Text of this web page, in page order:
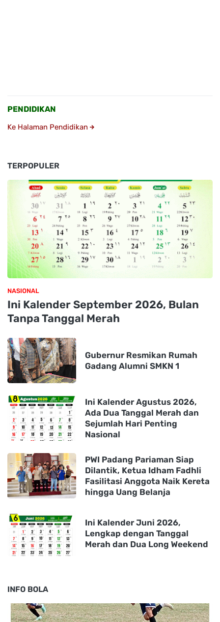
PENDIDIKAN
Ke Halaman Pendidikan
TERPOPULER
NASIONAL
Ini Kalender September 2026, Bulan
Tanpa Tanggal Merah
Gubernur Resmikan Rumah
Gadang Alumni SMKN 1
Ini Kalender Agustus 2026,
Ada Dua Tanggal Merah dan
Sejumlah Hari Penting
Nasional
PWI Padang Pariaman Siap
Dilantik, Ketua Idham Fadhli
Fasilitasi Anggota Naik Kereta
hingga Uang Belanja
Ini Kalender Juni 2026,
Lengkap dengan Tanggal
Merah dan Dua Long Weekend
INFO BOLA